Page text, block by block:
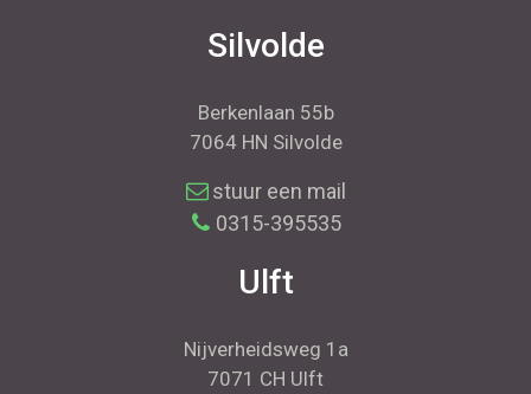
Silvolde
Berkenlaan 55b
7064 HN Silvolde
stuur een mail
0315-395535
Ulft
Nijverheidsweg 1a
7071 CH Ulft